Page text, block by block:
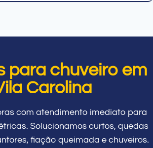
para chuveiro em
Carolina
com atendimento imediato para
Solucionamos curtos, quedas
fiação queimada e chuveiros.